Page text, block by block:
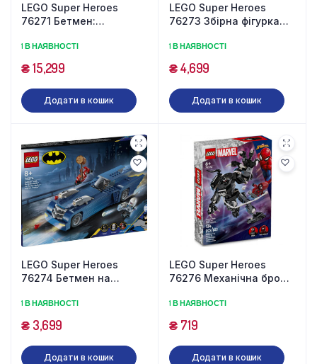
LEGO Super Heroes
76271 Бетмен:
(4210 деталей)
1 В НАЯВНОСТІ
₴15,299
Додати в кошик
LEGO Super Heroes
76273 Збірна фігурка
деталей)
1 В НАЯВНОСТІ
₴4,699
Додати в кошик
LEGO Super Heroes
76274 Бетмен на
Квінн і Містера Фріза
(435 деталей)
1 В НАЯВНОСТІ
₴3,699
Додати в кошик
LEGO Super Heroes
76276 Механічна броня
Моралеса (134 деталі)
1 В НАЯВНОСТІ
₴719
Додати в кошик